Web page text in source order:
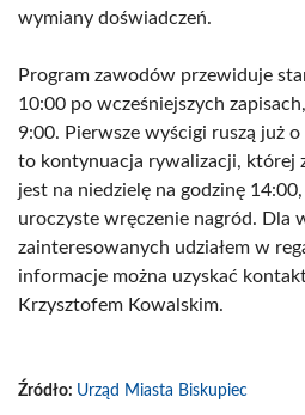
wymiany doświadczeń.
Program zawodów przewiduje
10:00 po wcześniejszych
9:00. Pierwsze wyścigi ruszą już
to kontynuacja rywalizacji, której
jest na niedzielę na godzinę
uroczyste wręczenie nagród. Dla
zainteresowanych udziałem w
informacje można uzyskać
Krzysztofem Kowalskim.
Źródło: Urząd Miasta Biskupiec